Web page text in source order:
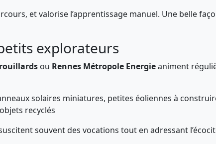
et valorise l’apprentissage manuel. Une belle
explorateurs
ou Rennes Métropole Energieaniment
solaires miniatures, petites éoliennes à
recyclés
souvent des vocations tout en adressant